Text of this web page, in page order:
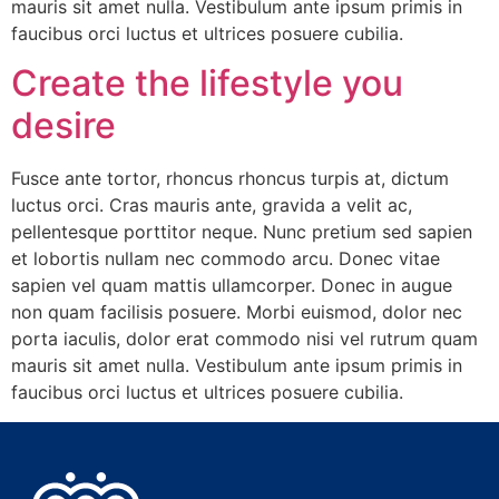
mauris sit amet nulla. Vestibulum ante ipsum primis in
faucibus orci luctus et ultrices posuere cubilia.
Create the lifestyle you
desire
Fusce ante tortor, rhoncus rhoncus turpis at, dictum
luctus orci. Cras mauris ante, gravida a velit ac,
pellentesque porttitor neque. Nunc pretium sed sapien
et lobortis nullam nec commodo arcu. Donec vitae
sapien vel quam mattis ullamcorper. Donec in augue
non quam facilisis posuere. Morbi euismod, dolor nec
porta iaculis, dolor erat commodo nisi vel rutrum quam
mauris sit amet nulla. Vestibulum ante ipsum primis in
faucibus orci luctus et ultrices posuere cubilia.